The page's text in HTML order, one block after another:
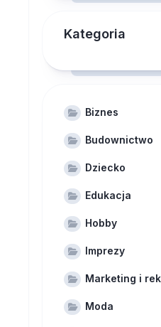
Kategoria
Biznes
Budownictwo
Dziecko
Edukacja
Hobby
Imprezy
Marketing i
Moda